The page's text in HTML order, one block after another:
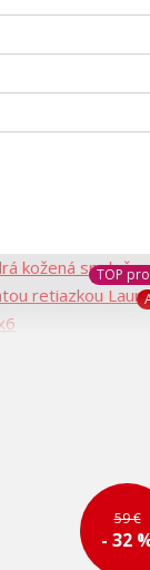
TOP
59 €
- 32